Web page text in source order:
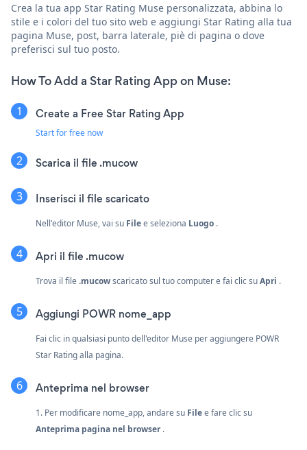
Crea la tua app Star Rating Muse personalizzata, abbina lo
stile e i colori del tuo sito web e aggiungi Star Rating alla tua
pagina Muse, post, barra laterale, piè di pagina o dove
preferisci sul tuo posto.
How To Add a Star Rating App on Muse:
Create a Free Star Rating App
Start for free now
Scarica il file .mucow
Inserisci il file scaricato
Nell'editor Muse, vai su Filee seleziona Luogo .
Apri il file .mucow
Trova il file.mucowscaricato sul tuo computer e fai clic suApri .
Aggiungi POWR nome_app
Fai clic in qualsiasi punto dell'editor Muse per aggiungere POWR
Star Rating alla pagina.
Anteprima nel browser
1. Per modificare nome_app, andare su Filee fare clic su
Anteprima pagina nel browser.